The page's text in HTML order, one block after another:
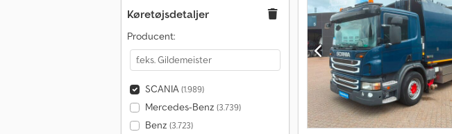
Køretøjsdetaljer
Producent:
SCANIA(1.989)
Mercedes-Benz (3.739)
Benz (3.723)